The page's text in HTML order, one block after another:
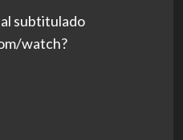
subtitulado
watch?